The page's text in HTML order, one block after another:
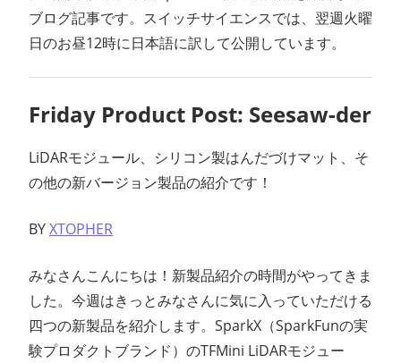
マ
ガ
ジ
ン
ブログ記事です。スイッチサイエンスでは、翌週火曜
日のお昼12時に日本語に訳して公開しています。
Friday Product Post: Seesaw-der
LiDARモジュール、シリコン製はんだづけマット、そ
の他の新バージョン製品の紹介です！
BYXTOPHER
みなさんこんにちは！新製品紹介の時間がやってきま
した。今週はきっとみなさんに気に入っていただける
四つの新製品を紹介します。SparkX（SparkFunの実
験プロダクトブランド）のTFMini LiDARモジュー